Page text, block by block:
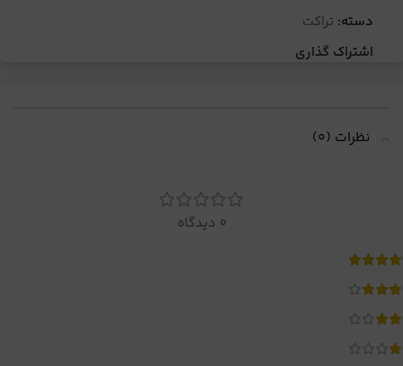
دسته: تراکت
اشتراک گذاری
نظرات (0)
0 دیدگاه